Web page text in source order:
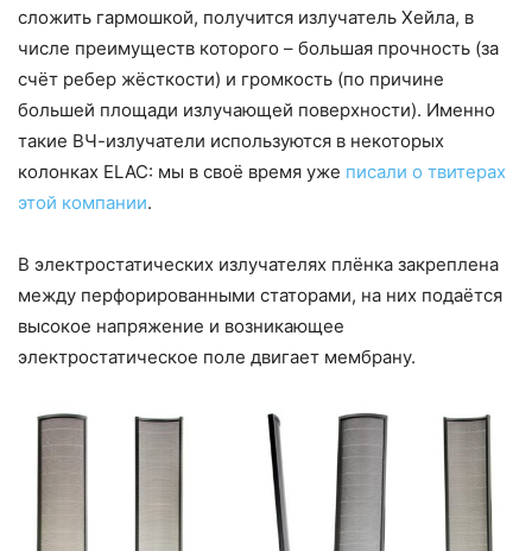
сложить гармошкой, получится излучатель Хейла, в
числе преимуществ которого – большая прочность (за
счёт ребер жёсткости) и громкость (по причине
большей площади излучающей поверхности). Именно
такие ВЧ-излучатели используются в некоторых
колонках ELAC: мы в своё время уже писали о твитерах
этой компании.
В электростатических излучателях плёнка закреплена
между перфорированными статорами, на них подаётся
высокое напряжение и возникающее
электростатическое поле двигает мембрану.